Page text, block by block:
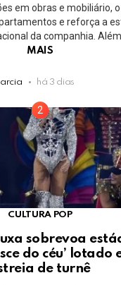
em obras e mobiliário,
e reforça a
da companhia. Além
MAIS
há 3 dias
CULTURA POP
sobrevoa
do céu’ lotado
de turnê